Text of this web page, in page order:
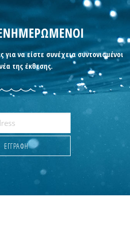
να είστε συνέχεια συντονισμένοι
της έκθεσης.